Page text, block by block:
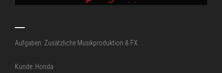
Aufgaben: Zusätzliche Musikproduktion & FX
Kunde: Honda